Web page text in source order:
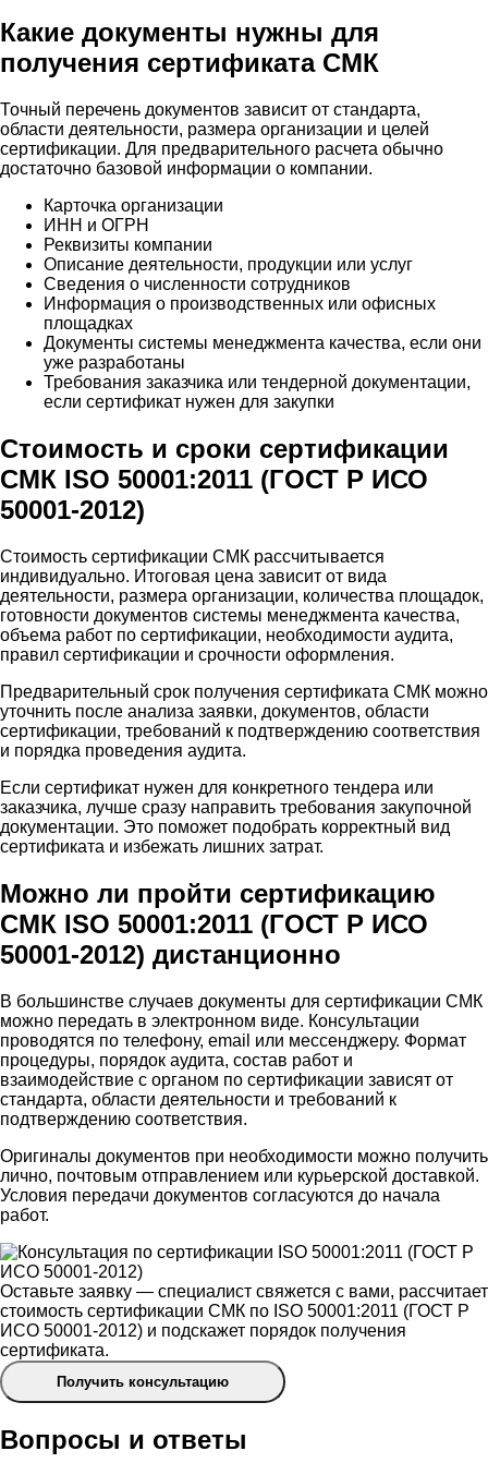
Какие документы нужны для
получения сертификата СМК
Точный перечень документов зависит от стандарта,
области деятельности, размера организации и целей
сертификации. Для предварительного расчета обычно
достаточно базовой информации о компании.
Карточка организации
ИНН и ОГРН
Реквизиты компании
Описание деятельности, продукции или услуг
Сведения о численности сотрудников
Информация о производственных или офисных
площадках
Документы системы менеджмента качества, если они
уже разработаны
Требования заказчика или тендерной документации,
если сертификат нужен для закупки
Стоимость и сроки сертификации
СМК ISO 50001:2011 (ГОСТ Р ИСО
50001-2012)
Стоимость сертификации СМК рассчитывается
индивидуально. Итоговая цена зависит от вида
деятельности, размера организации, количества площадок,
готовности документов системы менеджмента качества,
объема работ по сертификации, необходимости аудита,
правил сертификации и срочности оформления.
Предварительный срок получения сертификата СМК можно
уточнить после анализа заявки, документов, области
сертификации, требований к подтверждению соответствия
и порядка проведения аудита.
Если сертификат нужен для конкретного тендера или
заказчика, лучше сразу направить требования закупочной
документации. Это поможет подобрать корректный вид
сертификата и избежать лишних затрат.
Можно ли пройти сертификацию
СМК ISO 50001:2011 (ГОСТ Р ИСО
50001-2012) дистанционно
В большинстве случаев документы для сертификации СМК
можно передать в электронном виде. Консультации
проводятся по телефону, email или мессенджеру. Формат
процедуры, порядок аудита, состав работ и
взаимодействие с органом по сертификации зависят от
стандарта, области деятельности и требований к
подтверждению соответствия.
Оригиналы документов при необходимости можно получить
лично, почтовым отправлением или курьерской доставкой.
Условия передачи документов согласуются до начала
работ.
Оставьте заявку — специалист свяжется с вами, рассчитает
стоимость сертификации СМК по ISO 50001:2011 (ГОСТ Р
ИСО 50001-2012) и подскажет порядок получения
сертификата.
Получить консультацию
Вопросы и ответы